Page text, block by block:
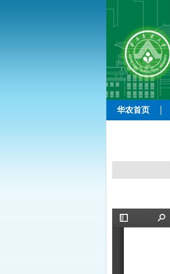
华农首页